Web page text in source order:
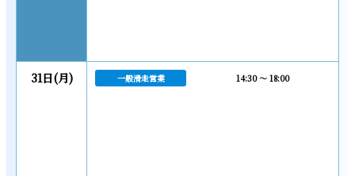
31日(月) 一般滑走営業 14:30 ～ 18:00